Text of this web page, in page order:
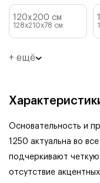
120x200 см
128x210x78 см
+ ещё
Основательность и
1250 актуальна во
подчеркивают
отсутствие